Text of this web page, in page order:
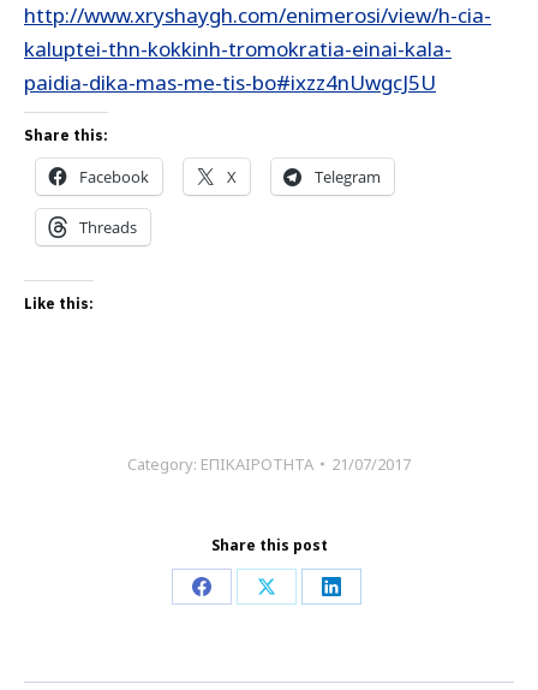
http://www.xryshaygh.com/enimerosi/view/h-cia-
kaluptei-thn-kokkinh-tromokratia-einai-kala-
paidia-dika-mas-me-tis-bo#ixzz4nUwgcJ5U
Share this:
Facebook X Telegram
Threads
Like this:
Category: ΕΠΙΚΑΙΡΟΤΗΤΑ 21/07/2017
Share this post
Share
Facebook
Share
X
Share
LinkedIn